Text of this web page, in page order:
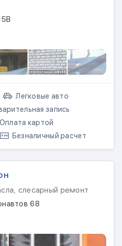
Легковые авто
запись
Оплата картой
Безналичный расчет
слесарный ремонт
68